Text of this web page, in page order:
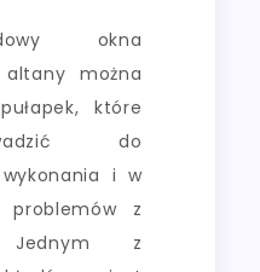
okna
można
które
do
wykonania i w
problemów z
Jednym z